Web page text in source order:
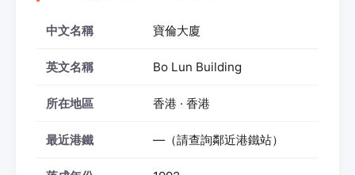
中文名稱 寶倫大廈
英文名稱 Bo Lun Building
所在地區 香港 · 香港
最近港鐵 —（請查詢鄰近港鐵站）